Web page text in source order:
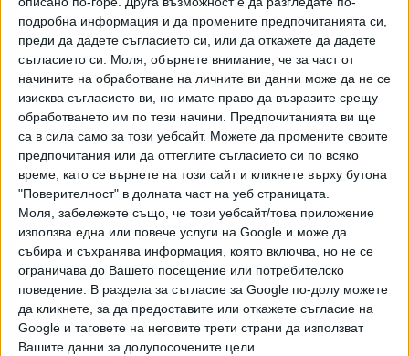
подробна информация и да промените предпочитанията си,
преди да дадете съгласието си, или да откажете да дадете
съгласието си.
Моля, обърнете внимание, че за част от
начините на обработване на личните ви данни може да не се
изисква съгласието ви, но имате право да възразите срещу
обработването им по тези начини. Предпочитанията ви ще
са в сила само за този уебсайт. Можете да промените своите
предпочитания или да оттеглите съгласието си по всяко
време, като се върнете на този сайт и кликнете върху бутона
"Поверителност" в долната част на уеб страницата.
Моля, забележете също, че този уебсайт/това приложение
използва една или повече услуги на Google и може да
събира и съхранява информация, която включва, но не се
ограничава до Вашето посещение или потребителско
поведение. В раздела за съгласие за Google по-долу можете
да кликнете, за да предоставите или откажете съгласие на
Google и таговете на неговите трети страни да използват
Вашите данни за долупосочените цели.
свободно и безплатно място за плажуване на
обществените плажове държавните органи в Гърция
провеждат интензивни проверки за спазване на
законодателството по отношение на използването на
морския бряг от страна на юридически и физически лица.
Преди няколко седмици недоволството на гражданите
се разрасна и в протестни митинги на различни
туристически дестинации с призив за безплатни и
достъпни плажове в Гърция.
Последвайте ни и в
Ако искате да подкрепите независимата
и качествена журналистика в “Сега”,
можете да направите дарение през
PayPal